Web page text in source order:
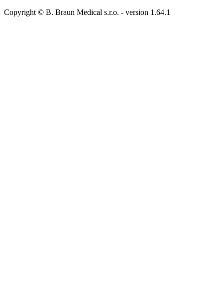
Copyright © B. Braun Medical s.r.o. - version 1.64.1